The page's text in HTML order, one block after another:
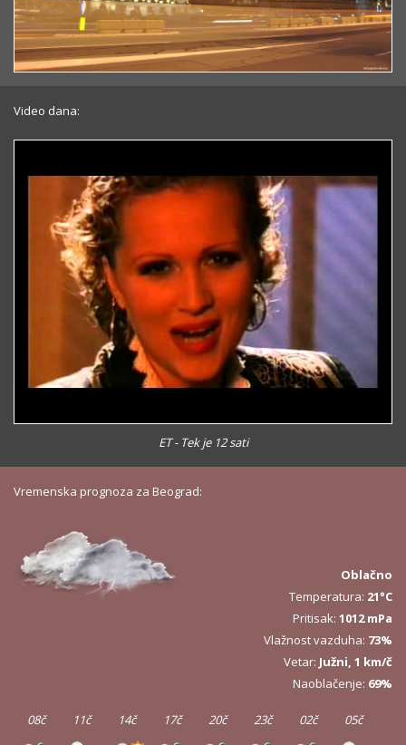
Video dana:
ET - Tek je 12 sati
Vremenska prognoza za Beograd:
Oblačno
Temperatura: 21°C
Pritisak: 1012 mPa
Vlažnost vazduha: 73%
Vetar: Južni, 1 km/č
Naoblačenje: 69%
08č 11č 14č 17č 20č 23č 02č 05č